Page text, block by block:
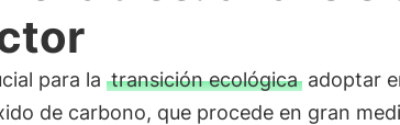
para la transición ecológicaadoptar
de carbono, que procede en gran